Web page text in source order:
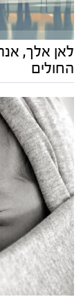
לאן אלך,
החולים